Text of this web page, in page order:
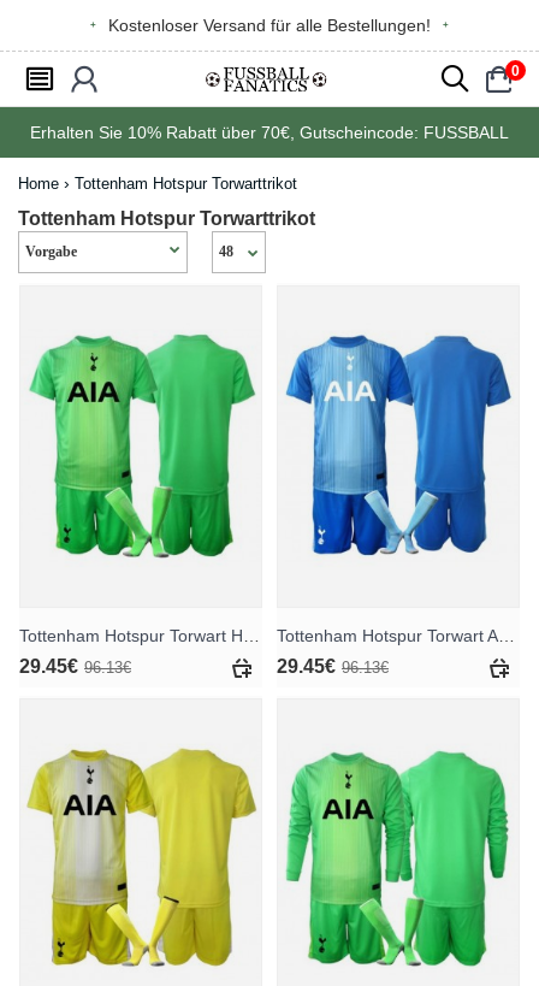
Kostenloser Versand für alle Bestellungen!
󰂩 󰃳 󰂨 0
󰃠
Erhalten Sie 10% Rabatt über 70€ , Gutscheincode: FUSSBALL
Home Tottenham Hotspur Torwarttrikot
Tottenham Hotspur Torwarttrikot
29.45€ 96.13€ 29.45€ 96.13€